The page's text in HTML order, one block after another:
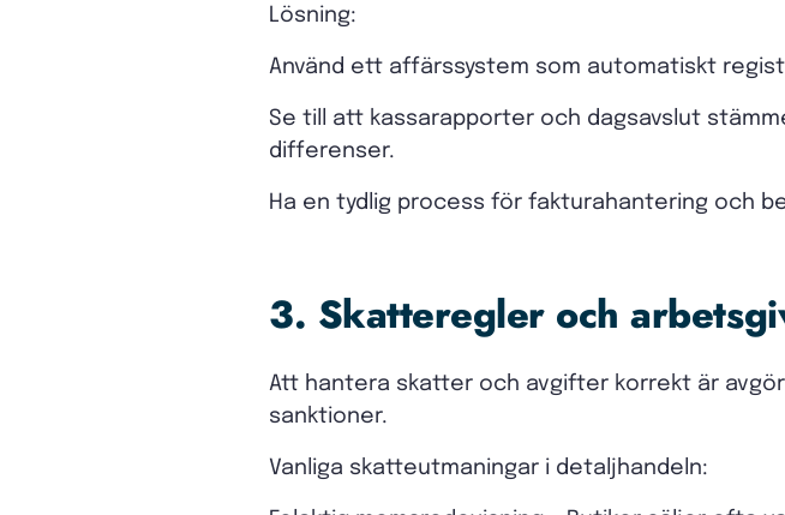
Lösning:
Använd ett affärssystem som automatiskt
Se till att kassarapporter och dagsavslut
differenser.
Ha en tydlig process för fakturahantering och
3. Skatteregler och
Att hantera skatter och avgifter korrekt är
sanktioner.
Vanliga skatteutmaningar i detaljhandeln: